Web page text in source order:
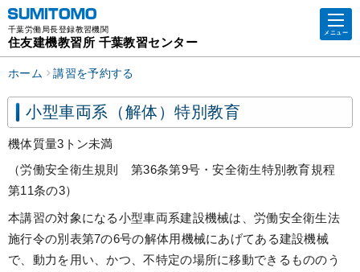
メニュー
千葉労働局長登録教習機関
住友建機教習所 千葉教習センター
ホーム 講習を予約する
小型車両系（解体）特別教育
機体質量3トン未満
（労働安全衛生規則 第36条第9号・安全衛生特別教育規程
第11条の3）
本講習の対象になる小型車両系建設機械は、労働安全衛生法
施行令の別表第7の6号の解体用機械にあげてある建設機械
で、動力を用い、かつ、不特定の場所に移動できるもののう